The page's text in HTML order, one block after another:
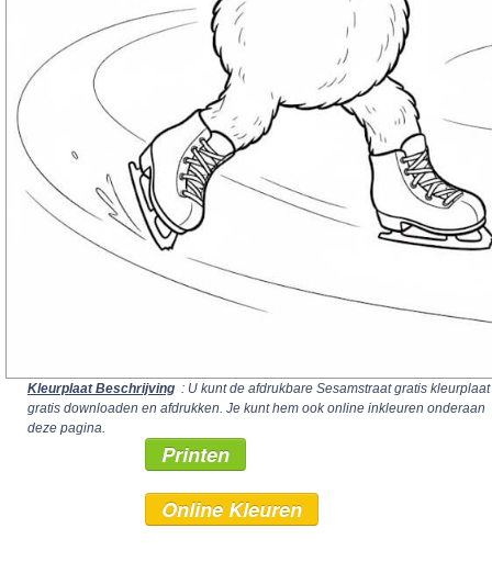
Kleurplaat Beschrijving : U kunt de afdrukbare Sesamstraat gratis kleurplaat
gratis downloaden en afdrukken. Je kunt hem ook online inkleuren onderaan
deze pagina.
Printen
Online Kleuren